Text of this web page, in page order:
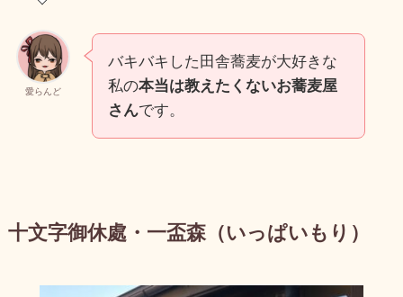
愛らんど
バキバキした田舎蕎麦が大好きな
私の本当は教えたくないお蕎麦屋
さんです。
十文字御休處・一盃森（いっぱいもり）